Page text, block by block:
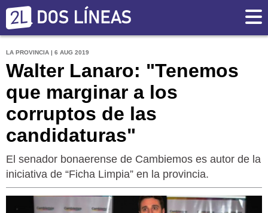
LA PROVINCIA | 6 AUG 2019
Walter Lanaro: "Tenemos
que marginar a los
corruptos de las
candidaturas"
El senador bonaerense de Cambiemos es autor de la
iniciativa de “Ficha Limpia” en la provincia.